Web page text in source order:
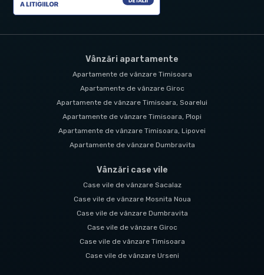
Vânzări apartamente
Apartamente de vânzare Timisoara
Apartamente de vânzare Giroc
Apartamente de vânzare Timisoara, Soarelui
Apartamente de vânzare Timisoara, Plopi
Apartamente de vânzare Timisoara, Lipovei
Apartamente de vânzare Dumbravita
Vânzări case vile
Case vile de vânzare Sacalaz
Case vile de vânzare Mosnita Noua
Case vile de vânzare Dumbravita
Case vile de vânzare Giroc
Case vile de vânzare Timisoara
Case vile de vânzare Urseni